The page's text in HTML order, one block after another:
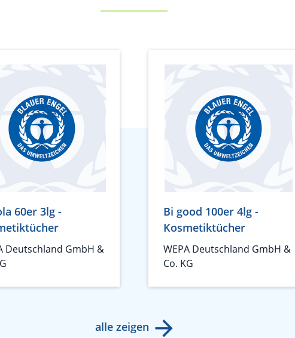
60er 3lg -
Deutschland GmbH &
Bi good 100er 4lg -
Kosmetiktücher
WEPA Deutschland GmbH &
Co. KG
alle zeigen